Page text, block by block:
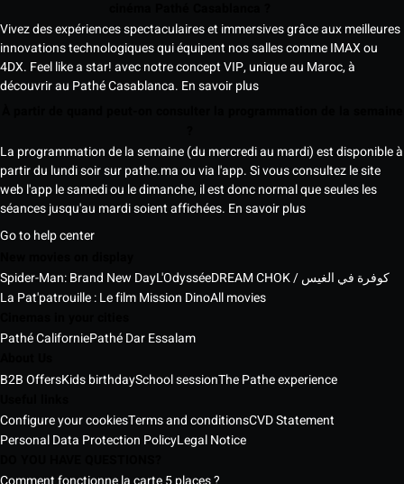
Vivez des expériences spectaculaires et immersives grâce aux meilleures
innovations technologiques qui équipent nos salles comme IMAX ou
4DX. Feel like a star! avec notre concept VIP, unique au Maroc, à
découvrir au Pathé Casablanca. En savoir plus
La programmation de la semaine (du mercredi au mardi) est disponible à
partir du lundi soir sur pathe.ma ou via l'app. Si vous consultez le site
web l'app le samedi ou le dimanche, il est donc normal que seules les
séances jusqu'au mardi soient affichées. En savoir plus
Go to help center
Spider-Man: Brand New DayL'Odyssée
DREAM CHOK / كوفرة في الغيس
La Pat'patrouille : Le film Mission DinoAll movies
Pathé CaliforniePathé Dar Essalam
B2B OffersKids birthdaySchool sessionThe Pathe experience
Configure your cookiesTerms and conditionsCVD Statement
Personal Data Protection PolicyLegal Notice